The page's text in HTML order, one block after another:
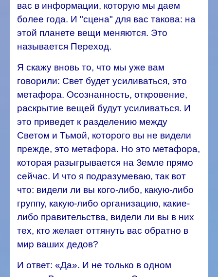
вас в информации, которую мы даем
более года. И "сцена" для вас такова: на
этой планете вещи меняются. Это
называется Переход.
Я скажу вновь то, что мы уже вам
говорили: Свет будет усиливаться, это
метафора. Осознанность, откровение,
раскрытие вещей будут усиливаться. И
это приведет к разделению между
Светом и Тьмой, которого вы не видели
прежде, это метафора. Но это метафора,
которая разыгрывается на Земле прямо
сейчас. И что я подразумеваю, так вот
что: видели ли вы кого-либо, какую-либо
группу, какую-либо организацию, какие-
либо правительства, видели ли вы в них
тех, кто желает оттянуть вас обратно в
мир ваших дедов?
И ответ: «Да». И не только в одном